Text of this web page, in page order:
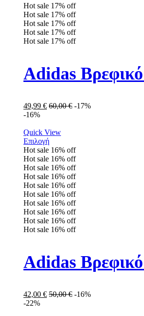
Hot sale 17% off
Hot sale 17% off
Hot sale 17% off
Hot sale 17% off
Hot sale 17% off
Adidas
49,99 € 60,00€ -17%
-16%
Quick View
Επιλογή
Hot sale 16% off
Hot sale 16% off
Hot sale 16% off
Hot sale 16% off
Hot sale 16% off
Hot sale 16% off
Hot sale 16% off
Hot sale 16% off
Hot sale 16% off
Hot sale 16% off
Adidas
42,00 € 50,00€ -16%
-22%